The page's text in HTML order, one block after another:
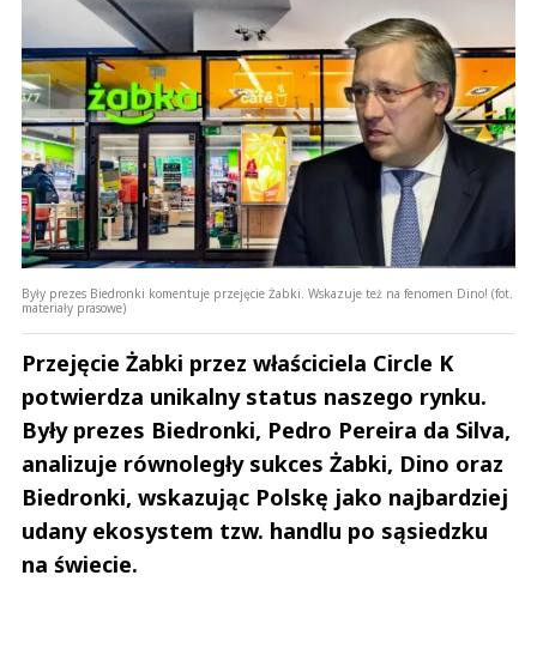
Były prezes Biedronki komentuje przejęcie Żabki. Wskazuje też na fenomen Dino! (fot.
materiały prasowe)
Przejęcie Żabki przez właściciela Circle K
potwierdza unikalny status naszego rynku.
Były prezes Biedronki, Pedro Pereira da Silva,
analizuje równoległy sukces Żabki, Dino oraz
Biedronki, wskazując Polskę jako najbardziej
udany ekosystem tzw. handlu po sąsiedzku
na świecie.